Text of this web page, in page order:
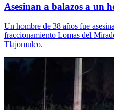
Asesinan a balazos a un
Un hombre de 38 años fue
fraccionamiento Lomas del
Tlajomulco.